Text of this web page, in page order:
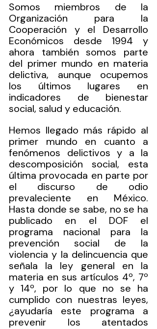
Somos miembros de la
Organización para la
Cooperación y el Desarrollo
Económicos desde 1994 y
ahora también somos parte
del primer mundo en materia
delictiva, aunque ocupemos
los últimos lugares en
indicadores de bienestar
social, salud y educación.
Hemos llegado más rápido al
primer mundo en cuanto a
fenómenos delictivos y a la
descomposición social, esta
última provocada en parte por
el discurso de odio
prevaleciente en México.
Hasta donde se sabe, no se ha
publicado en el DOF el
programa nacional para la
prevención social de la
violencia y la delincuencia que
señala la ley general en la
materia en sus artículos 4º, 7º
y 14º, por lo que no se ha
cumplido con nuestras leyes,
¿ayudaría este programa a
prevenir los atentados